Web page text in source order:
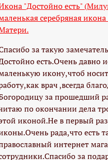
"Достойно есть"
серебряная
за такую
есть.Очень давно
икону,чтоб
врач ,всегда
за прошедший
по окончании дела
иконой.Не в первый
рада,что есть
интернет
за